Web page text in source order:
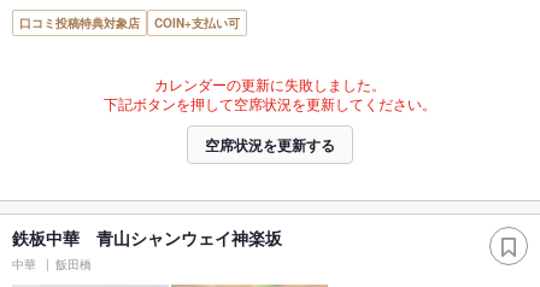
口コミ投稿特典対象店 COIN+支払い可
カレンダーの更新に失敗しました。
下記ボタンを押して空席状況を更新してください。
空席状況を更新する
鉄板中華 青山シャンウェイ神楽坂
中華 飯田橋